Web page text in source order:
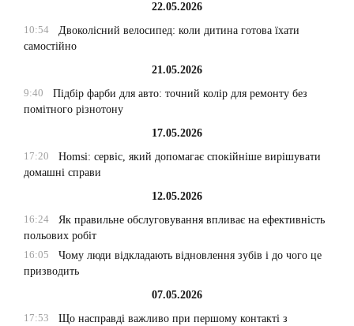
22.05.2026
10:54
Двоколісний велосипед: коли дитина готова їхати
самостійно
21.05.2026
9:40
Підбір фарби для авто: точний колір для ремонту без
помітного різнотону
17.05.2026
17:20
Homsi: сервіс, який допомагає спокійніше вирішувати
домашні справи
12.05.2026
16:24
Як правильне обслуговування впливає на ефективність
польових робіт
16:05
Чому люди відкладають відновлення зубів і до чого це
призводить
07.05.2026
17:53
Що насправді важливо при першому контакті з